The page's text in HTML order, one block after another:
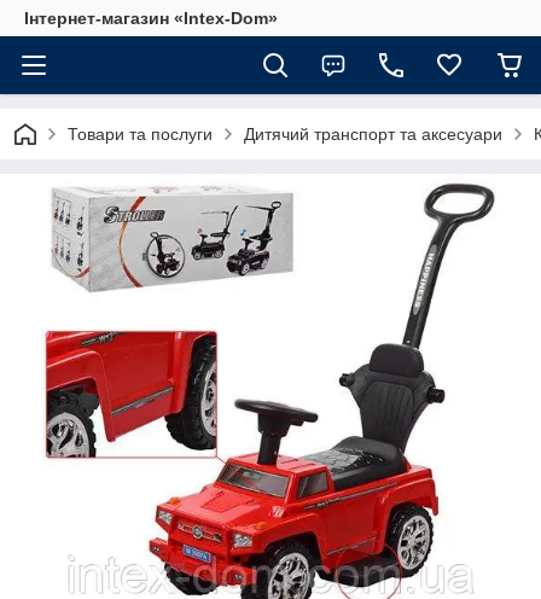
Інтернет-магазин «Intex-Dom»
Товари та послуги Дитячий транспорт та аксесуари